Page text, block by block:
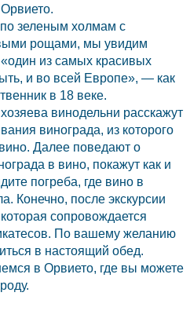
Орвието.
зеленым холмам с
рощами, мы увидим
из самых красивых
и во всей Европе», — как
в 18 веке.
винодельни расскажут
винограда, из которого
Далее поведают о
в вино, покажут как и
погреба, где вино в
Конечно, после экскурсии
сопровождается
По вашему желанию
в настоящий обед.
в Орвието, где вы можете